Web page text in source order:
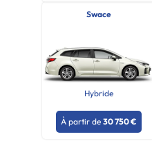
Swace
Hybride
À partir de 30 750 €